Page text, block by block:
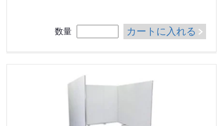
数量 カートに入れる